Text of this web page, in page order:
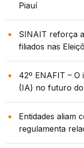
Piauí
SINAIT reforça
filiados nas
42º ENAFIT –
(IA) no futuro
Entidades aliam
regulamenta